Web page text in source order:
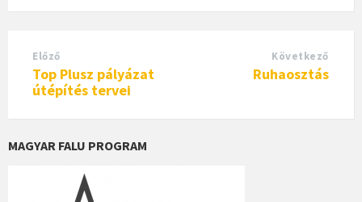
Előző
Top Plusz pályázat
útépítés tervei
Következő
Ruhaosztás
MAGYAR FALU PROGRAM